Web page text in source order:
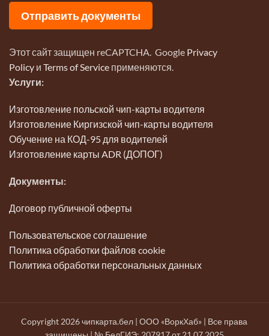
Отправить документы
Этот сайт защищен reCAPTCHA. Google Privacy
Policy и Terms of Service применяются.
Услуги:
Изготовление польской чип-карты водителя
Изготовление Киргизской чип-карты водителя
Обучение на КОД-95 для водителей
Изготовление карты ADR (ДОПОГ)
Документы:
Договор публичной оферты
Пользовательское соглашение
Политика обработки файлов cookie
Политика обработки персональных данных
Copyright 2026 чипкарта.бел | ООО «ВоркХаб» | Все права